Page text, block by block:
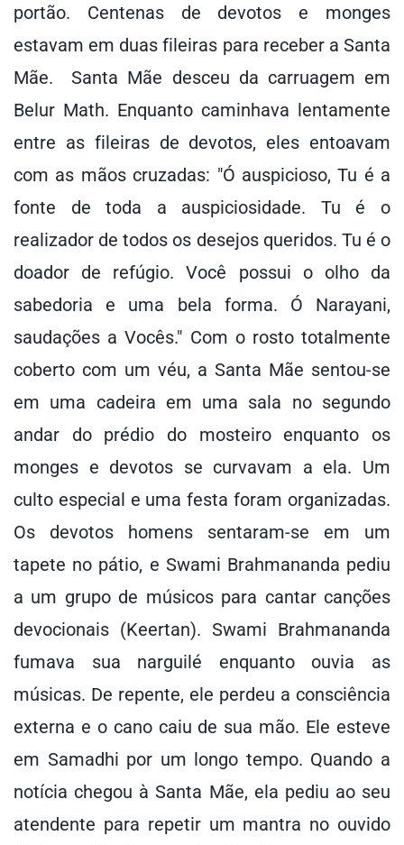
portão. Centenas de devotos e monges
estavam em duas fileiras para receber a Santa
Mãe. Santa Mãe desceu da carruagem em
Belur Math. Enquanto caminhava lentamente
entre as fileiras de devotos, eles entoavam
com as mãos cruzadas: "Ó auspicioso, Tu é a
fonte de toda a auspiciosidade. Tu é o
realizador de todos os desejos queridos. Tu é o
doador de refúgio. Você possui o olho da
sabedoria e uma bela forma. Ó Narayani,
saudações a Vocês." Com o rosto totalmente
coberto com um véu, a Santa Mãe sentou-se
em uma cadeira em uma sala no segundo
andar do prédio do mosteiro enquanto os
monges e devotos se curvavam a ela. Um
culto especial e uma festa foram organizadas.
Os devotos homens sentaram-se em um
tapete no pátio, e Swami Brahmananda pediu
a um grupo de músicos para cantar canções
devocionais (Keertan). Swami Brahmananda
fumava sua narguilé enquanto ouvia as
músicas. De repente, ele perdeu a consciência
externa e o cano caiu de sua mão. Ele esteve
em Samadhi por um longo tempo. Quando a
notícia chegou à Santa Mãe, ela pediu ao seu
atendente para repetir um mantra no ouvido